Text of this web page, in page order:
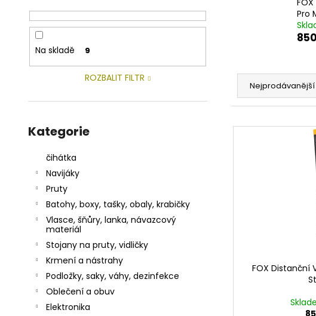
Na skladě 9
ROZBALIT FILTR
kategorie
Kategorie
čihátka
Navijáky
Pruty
Batohy, boxy, tašky, obaly, krabičky
Vlasce, šňůry, lanka, návazcový
materiál
Stojany na pruty, vidličky
Krmení a nástrahy
Podložky, saky, váhy, dezinfekce
Oblečení a obuv
Elektronika
Pro
Ř
z
Nejprodávanější
V
FOX Distanční
HLEDAT